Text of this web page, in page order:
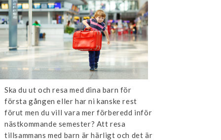
Ska du ut och resa med dina barn för
första gången eller har ni kanske rest
förut men du vill vara mer förberedd inför
nästkommande semester? Att resa
tillsammans med barn är härligt och det är